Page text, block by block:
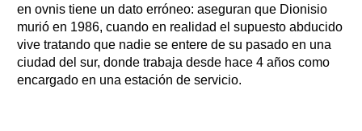
en ovnis tiene un dato erróneo: aseguran que Dionisio
murió en 1986, cuando en realidad el supuesto abducido
vive tratando que nadie se entere de su pasado en una
ciudad del sur, donde trabaja desde hace 4 años como
encargado en una estación de servicio.